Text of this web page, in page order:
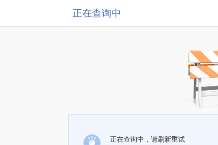
正在查询中
正在查询中，请刷新重试